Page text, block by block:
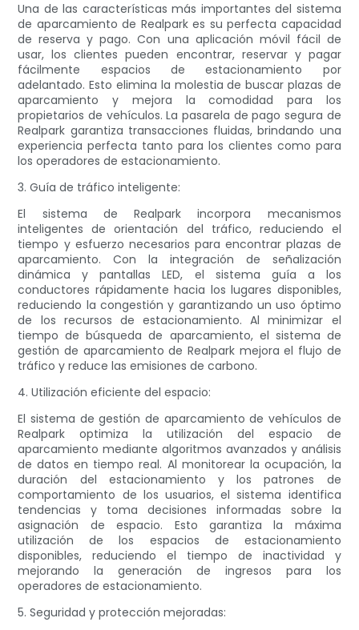
Una de las características más importantes del sistema
de aparcamiento de Realpark es su perfecta capacidad
de reserva y pago. Con una aplicación móvil fácil de
usar, los clientes pueden encontrar, reservar y pagar
fácilmente espacios de estacionamiento por
adelantado. Esto elimina la molestia de buscar plazas de
aparcamiento y mejora la comodidad para los
propietarios de vehículos. La pasarela de pago segura de
Realpark garantiza transacciones fluidas, brindando una
experiencia perfecta tanto para los clientes como para
los operadores de estacionamiento.
3. Guía de tráfico inteligente:
El sistema de Realpark incorpora mecanismos
inteligentes de orientación del tráfico, reduciendo el
tiempo y esfuerzo necesarios para encontrar plazas de
aparcamiento. Con la integración de señalización
dinámica y pantallas LED, el sistema guía a los
conductores rápidamente hacia los lugares disponibles,
reduciendo la congestión y garantizando un uso óptimo
de los recursos de estacionamiento. Al minimizar el
tiempo de búsqueda de aparcamiento, el sistema de
gestión de aparcamiento de Realpark mejora el flujo de
tráfico y reduce las emisiones de carbono.
4. Utilización eficiente del espacio:
El sistema de gestión de aparcamiento de vehículos de
Realpark optimiza la utilización del espacio de
aparcamiento mediante algoritmos avanzados y análisis
de datos en tiempo real. Al monitorear la ocupación, la
duración del estacionamiento y los patrones de
comportamiento de los usuarios, el sistema identifica
tendencias y toma decisiones informadas sobre la
asignación de espacio. Esto garantiza la máxima
utilización de los espacios de estacionamiento
disponibles, reduciendo el tiempo de inactividad y
mejorando la generación de ingresos para los
operadores de estacionamiento.
5. Seguridad y protección mejoradas: